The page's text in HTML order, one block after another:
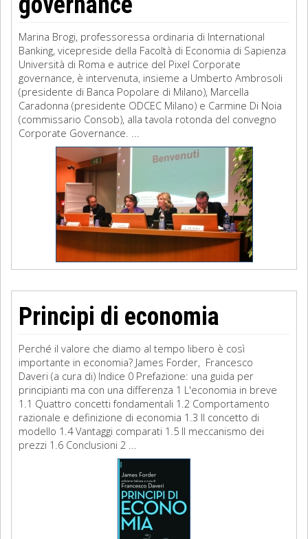
Marina Brogi, professoressa ordinaria di International
Banking, vicepreside della Facoltà di Economia di Sapienza
Università di Roma e autrice del Pixel Corporate
governance, è intervenuta, insieme a Umberto Ambrosoli
(presidente di Banca Popolare di Milano), Marcella
Caradonna (presidente ODCEC Milano) e Carmine Di Noia
(commissario Consob), alla tavola rotonda del convegno
Corporate Governance. ...
Principi di economia
Perché il valore che diamo al tempo libero è così
importante in economia? James Forder, Francesco
Daveri (a cura di) Indice 0 Prefazione: una guida per
principianti ma con una differenza 1 L'economia in breve
1.1 Quattro concetti fondamentali 1.2 Comportamento
razionale e definizione di economia 1.3 Il concetto di
modello 1.4 Vantaggi comparati 1.5 Il meccanismo dei
prezzi 1.6 Conclusioni 2 ...